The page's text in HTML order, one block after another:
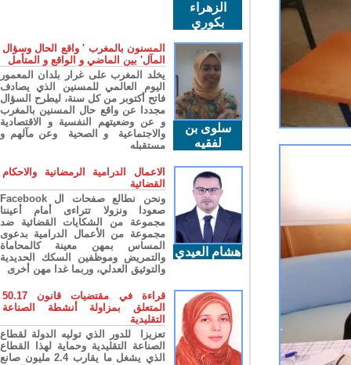
الزهراء
بكوري
سلوى بن
لفقيه
المسنون بالمغرب ' واقع الحال وسؤال
المآل' بين الماضي و الواقع و المتأمل
يخلد المغرب على غرار بلدان المعمور
اليوم العالمي للمسنين الذي يصادف
فاتح أكتوبر من كل سنة، ليطرح السؤال
مجددا عن واقع حال المسنين بالمغرب
و عن وضعيتهم النفسية و الاقتصادية
والاجتماعية و الصحية وعن مآلهم و
مستقبله
هشام العيدي
الاعمال الدرامية الرمضانية والاحكام
القضائية
ونحن نطالع صفحات ال Facebook
صعودا ونزولا تتراءى أمام أعيننا
مجموعة من الشكايات القضائية ضد
مجموعة من الأعمال الدرامية بدعوى
المساس بمهن معينة كالمحاماة
والتمريض وموظفين السكك الحديدية
والتوثيق العدلي، وربما غدا مهن أخرى
قراءة في مقتضيات قانون 50.17
المتعلق بمزاولة أنشطة الصناعة
التقليدية
تعزيزا للدور الذي توليه الدولة لقطاع
الصناعة التقليدية وحماية لهذا القطاع
الذي يشغل ما يقارب 2.4 مليون صانع